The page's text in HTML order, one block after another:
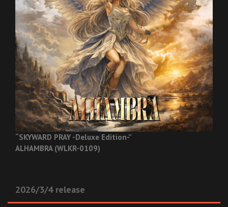
“SKYWARD PRAY -Deluxe Edition-”
ALHAMBRA (WLKR-0109)
2026/3/4 release